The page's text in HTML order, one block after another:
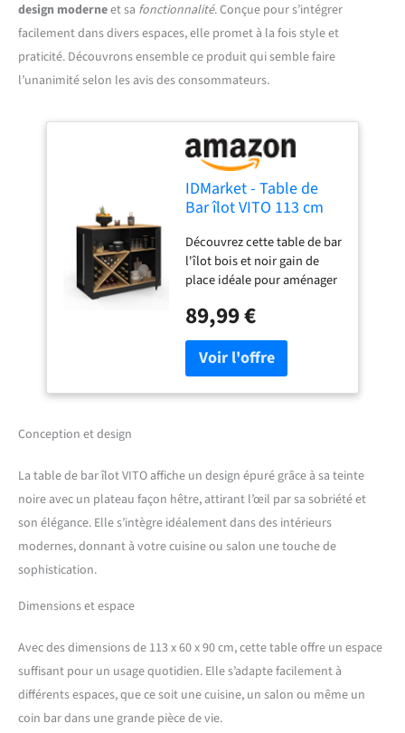
design moderneet sa fonctionnalité. Conçue pour s’intégrer
facilement dans divers espaces, elle promet à la fois style et
praticité. Découvrons ensemble ce produit qui semble faire
l’unanimité selon les avis des consommateurs.
IDMarket - Table de
Bar îlot VITO 113 cm
Bois Noir et Plateau
façon hêtre
Découvrez cette table de bar
l'îlot bois et noir gain de
place idéale pour aménager
nombreux rangements :
Placard, range bouteilles,
étagère et plan de travail
Espace astucieux pour y
glisser jusqu'à 2 tabourets
: Longueur 113 cm x largeur
60 cm x Hauteur 90 cm
89,99 €
Conception et design
La table de bar îlot VITO affiche un design épuré grâce à sa teinte
noire avec un plateau façon hêtre, attirant l’œil par sa sobriété et
son élégance. Elle s’intègre idéalement dans des intérieurs
modernes, donnant à votre cuisine ou salon une touche de
sophistication.
Dimensions et espace
Avec des dimensions de 113 x 60 x 90 cm, cette table offre un espace
suffisant pour un usage quotidien. Elle s’adapte facilement à
différents espaces, que ce soit une cuisine, un salon ou même un
coin bar dans une grande pièce de vie.